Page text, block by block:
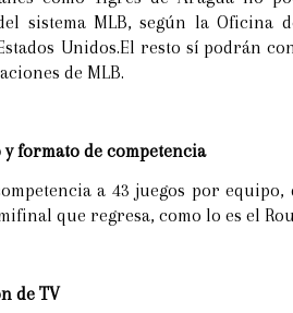
sistema MLB, según la Oficina
Unidos.El resto sí podrán
de MLB.
formato de competencia
a 43 juegos por
que regresa, como lo es el
de TV